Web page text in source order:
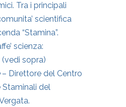
Tra i principali
scientifica
“Stamina”.
scienza:
(vedi sopra)
– Direttore del Centro
Staminali del